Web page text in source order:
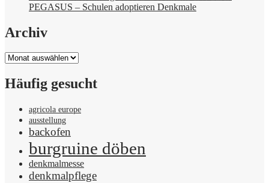
PEGASUS – Schulen adoptieren Denkmale
Archiv
Archiv
Häufig gesucht
agricola europe
ausstellung
backofen
burgruine döben
denkmalmesse
denkmalpflege